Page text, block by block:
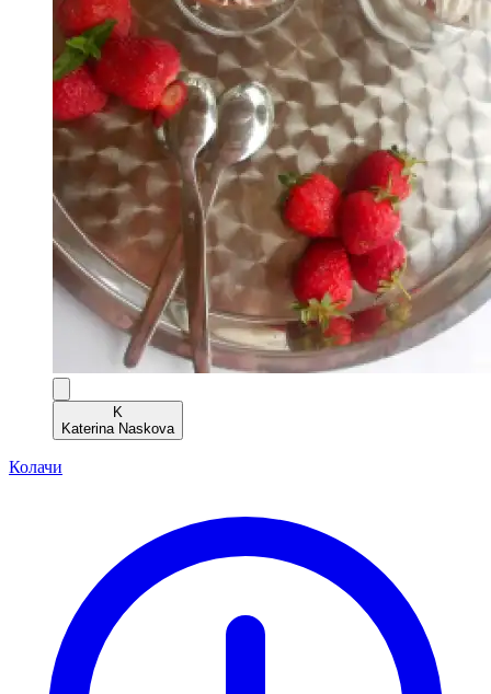
K
Katerina Naskova
Колачи